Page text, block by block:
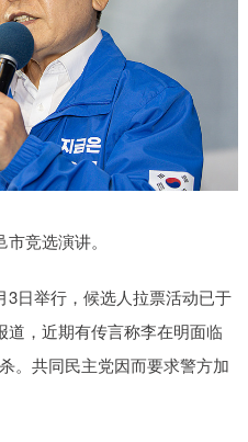
竞选演讲。
3日举行，候选人拉票活动已于
，近期有传言称李在明面临
。共同民主党因而要求警方加